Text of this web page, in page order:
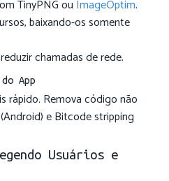
TinyPNG ou ImageOptim.
baixando-os somente
chamadas de rede.
App
rápido. Remova código não
e Bitcode stripping
Usuários e